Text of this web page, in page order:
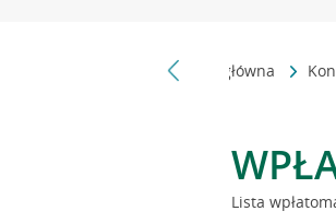
Strona główna
Lista